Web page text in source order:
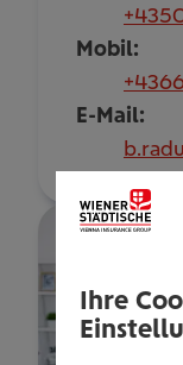
Mobil:
E-Mail:
Ihre